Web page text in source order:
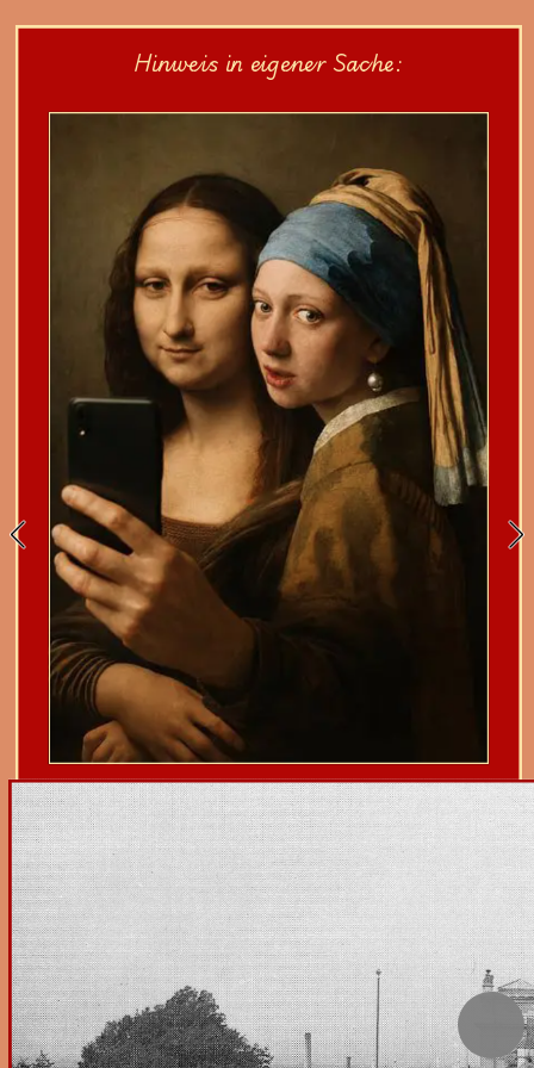
Hinweis in eigener Sache:
Das Lesen am Display
kleiner Datenausgabegeräte
wie bspw. Handy & Tablet
belastet die Augengesundheit.
Man nehme sich daher besser die Zeit
für den Lesegenuß